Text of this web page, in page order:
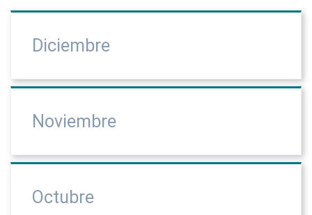
Diciembre
Noviembre
Octubre